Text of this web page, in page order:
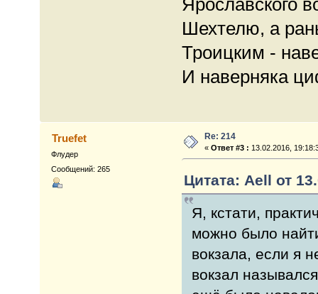
Шехтелю, а
Троицким -
И наверняка
Truefet
Флудер
Сообщений: 265
Re: 214
«Ответ #3 : 13.02.2016,
Цитата: Aell от
Я, кстати,
можно было
вокзала, если я
вокзал